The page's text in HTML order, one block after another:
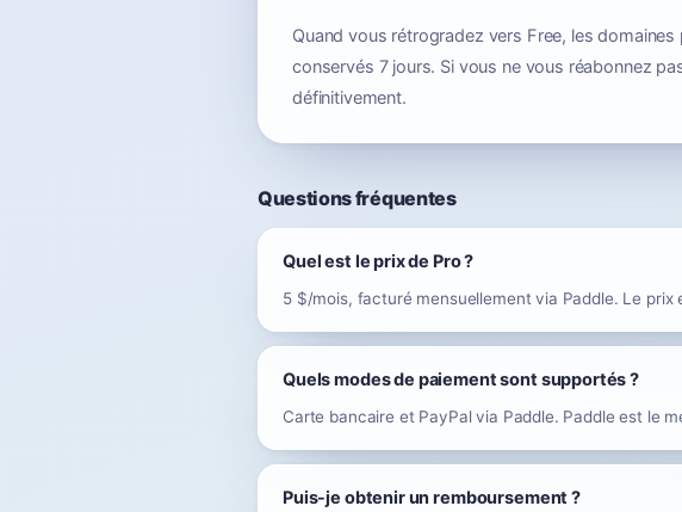
Quand vous rétrogradez vers Free, les
conservés 7 jours. Si vous ne vous réabonnez
définitivement.
Questions fréquentes
Quel est le prix de Pro ?
5 $/mois, facturé mensuellement via Paddle. Le
Quels modes de paiement sont supportés ?
Carte bancaire et PayPal via Paddle. Paddle est le
Puis-je obtenir un remboursement ?